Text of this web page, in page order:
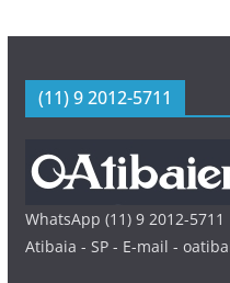
(11) 9 2012-5711
WhatsApp (11) 9 2012-5711
Atibaia - SP - E-mail -